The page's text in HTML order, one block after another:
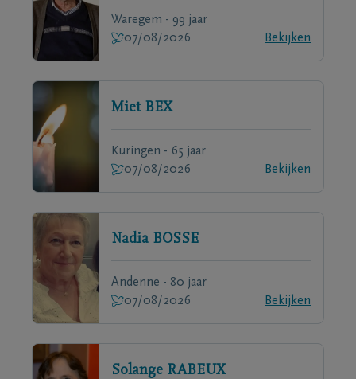
Waregem - 99 jaar
07/08/2026
Bekijken
Miet BEX
Kuringen - 65 jaar
07/08/2026
Bekijken
Nadia BOSSE
Andenne - 80 jaar
07/08/2026
Bekijken
Solange RABEUX